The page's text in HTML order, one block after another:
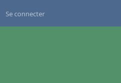
Se connecter